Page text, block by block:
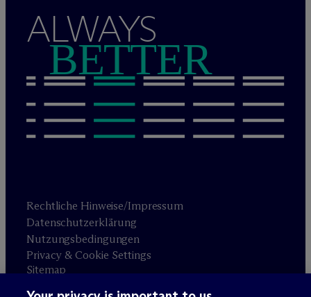
ALWAYS
BETTER
Rechtliche Hinweise/Impressum
Datenschutzerklärung
Nutzungsbedingungen
Privacy & Cookie Settings
Sitemap